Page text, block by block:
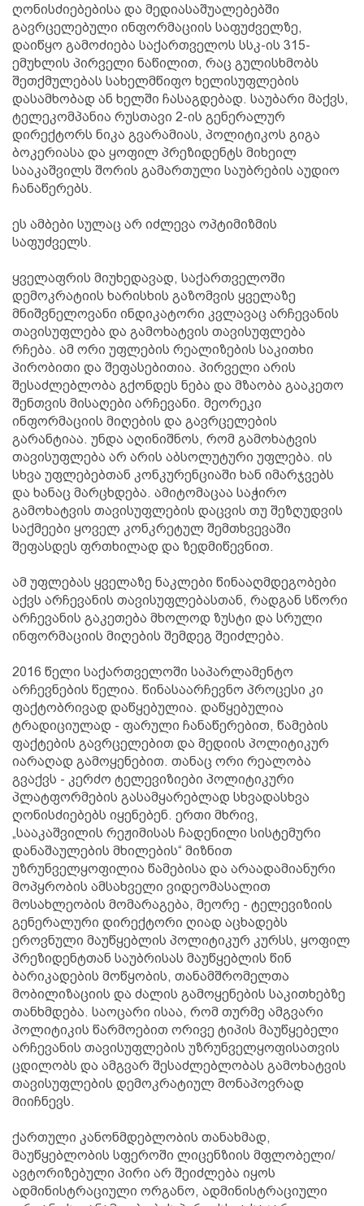
ღონისძიებებისა და მედიასაშუალებებში
გავრცელებული ინფორმაციის საფუძველზე,
დაიწყო გამოძიება საქართველოს სსკ-ის 315-
ემუხლის პირველი ნაწილით, რაც გულისხმობს
შეთქმულებას სახელმწიფო ხელისუფლების
დასამხობად ან ხელში ჩასაგდებად. საუბარი მაქვს,
ტელეკომპანია რუსთავი 2-ის გენერალურ
დირექტორს ნიკა გვარამიას, პოლიტიკოს გიგა
ბოკერიასა და ყოფილ პრეზიდენტს მიხეილ
სააკაშვილს შორის გამართული საუბრების აუდიო
ჩანაწერებს.
ეს ამბები სულაც არ იძლევა ოპტიმიზმის
საფუძველს.
ყველაფრის მიუხედავად, საქართველოში
დემოკრატიის ხარისხის გაზომვის ყველაზე
მნიშვნელოვანი ინდიკატორი კვლავაც არჩევანის
თავისუფლება და გამოხატვის თავისუფლება
რჩება. ამ ორი უფლების რეალიზების საკითხი
პირობითი და შეფასებითია. პირველი არის
შესაძლებლობა გქონდეს ნება და მზაობა გააკეთო
შენთვის მისაღები არჩევანი. მეორეკი
ინფორმაციის მიღების და გავრცელების
გარანტიაა. უნდა აღინიშნოს, რომ გამოხატვის
თავისუფლება არ არის აბსოლუტური უფლება. ის
სხვა უფლებებთან კონკურენციაში ხან იმარჯვებს
და ხანაც მარცხდება. ამიტომაცაა საჭირო
გამოხატვის თავისუფლების დაცვის თუ შეზღუდვის
საქმეები ყოველ კონკრეტულ შემთხვევაში
შეფასდეს ფრთხილად და ზედმიწევნით.
ამ უფლებას ყველაზე ნაკლები წინააღმდეგობები
აქვს არჩევანის თავისუფლებასთან, რადგან სწორი
არჩევანის გაკეთება მხოლოდ ზუსტი და სრული
ინფორმაციის მიღების შემდეგ შეიძლება.
2016 წელი საქართველოში საპარლამენტო
არჩევნების წელია. წინასაარჩევნო პროცესი კი
ფაქტობრივად დაწყებულია. დაწყებულია
ტრადიციულად - ფარული ჩანაწერებით, წამების
ფაქტების გავრცელებით და მედიის პოლიტიკურ
იარაღად გამოყენებით. თანაც ორი რეალობა
გვაქვს - კერძო ტელევიზიები პოლიტიკური
პლატფორმების გასამყარებლად სხვადასხვა
ღონისძიებებს იყენებენ. ერთი მხრივ,
„სააკაშვილის რეჟიმისას ჩადენილი სისტემური
დანაშაულების მხილების“ მიზნით
უზრუნველყოფილია წამებისა და არაადამიანური
მოპყრობის ამსახველი ვიდეომასალით
მოსახლეობის მომარაგება, მეორე - ტელევიზიის
გენერალური დირექტორი ღიად აცხადებს
ეროვნული მაუწყებლის პოლიტიკურ კურსს, ყოფილ
პრეზიდენტთან საუბრისას მაუწყებლის წინ
ბარიკადების მოწყობის, თანამშრომელთა
მობილიზაციის და ძალის გამოყენების საკითხებზე
თანხმდება. საოცარი ისაა, რომ თურმე ამგვარი
პოლიტიკის წარმოებით ორივე ტიპის მაუწყებელი
არჩევანის თავისუფლების უზრუნველყოფისათვის
ცდილობს და ამგვარ შესაძლებლობას გამოხატვის
თავისუფლების დემოკრატიულ მონაპოვრად
მიიჩნევს.
ქართული კანონმდებლობის თანახმად,
მაუწყებლობის სფეროში ლიცენზიის მფლობელი/
ავტორიზებული პირი არ შეიძლება იყოს
ადმინისტრაციული ორგანო, ადმინისტრაციული